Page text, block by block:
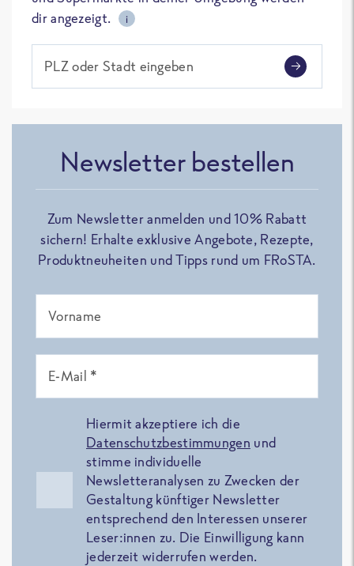
dir angezeigt.
i
PLZ oder Stadt eingeben
Newsletter bestellen
Zum Newsletter anmelden und 10% Rabatt
sichern! Erhalte exklusive Angebote, Rezepte,
Produktneuheiten und Tipps rund um FRoSTA.
Vorname
E-Mail *
Hiermit akzeptiere ich die
Datenschutzbestimmungen und
stimme individuelle
Newsletteranalysen zu Zwecken der
Gestaltung künftiger Newsletter
entsprechend den Interessen unserer
Leser:innen zu. Die Einwilligung kann
jederzeit widerrufen werden.